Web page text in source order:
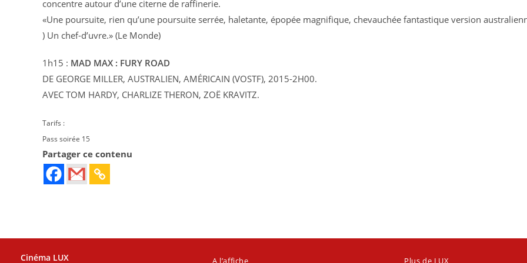
concentre autour d’une citerne de raffinerie.
«Une poursuite, rien qu’une poursuite serrée, haletante, épopée magnifique, chevauchée fantastique version
) Un chef-d’uvre.» (Le Monde)
1h15 : MAD MAX : FURY ROAD
DE GEORGE MILLER, AUSTRALIEN, AMÉRICAIN (VOSTF), 2015-2H00.
AVEC TOM HARDY, CHARLIZE THERON, ZOË KRAVITZ.
Tarifs :
Pass soirée 15 
Partager ce contenu
Cinéma LUX A l’affiche Plus de LUX